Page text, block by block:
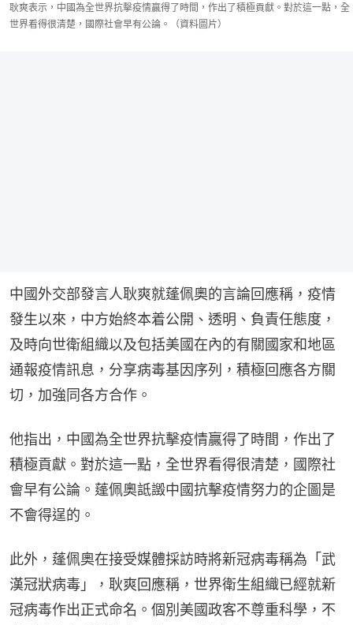
耿爽表示，中國為全世界抗擊疫情贏得了時間，作出了積極貢獻。對於這一點，全
世界看得很清楚，國際社會早有公論。（資料圖片）
中國外交部發言人耿爽就蓬佩奧的言論回應稱，疫情
發生以來，中方始終本着公開、透明、負責任態度，
及時向世衛組織以及包括美國在內的有關國家和地區
通報疫情訊息，分享病毒基因序列，積極回應各方關
切，加強同各方合作。
他指出，中國為全世界抗擊疫情贏得了時間，作出了
積極貢獻。對於這一點，全世界看得很清楚，國際社
會早有公論。蓬佩奧詆譭中國抗擊疫情努力的企圖是
不會得逞的。
此外，蓬佩奧在接受媒體採訪時將新冠病毒稱為「武
漢冠狀病毒」，耿爽回應稱，世界衛生組織已經就新
冠病毒作出正式命名。個別美國政客不尊重科學，不